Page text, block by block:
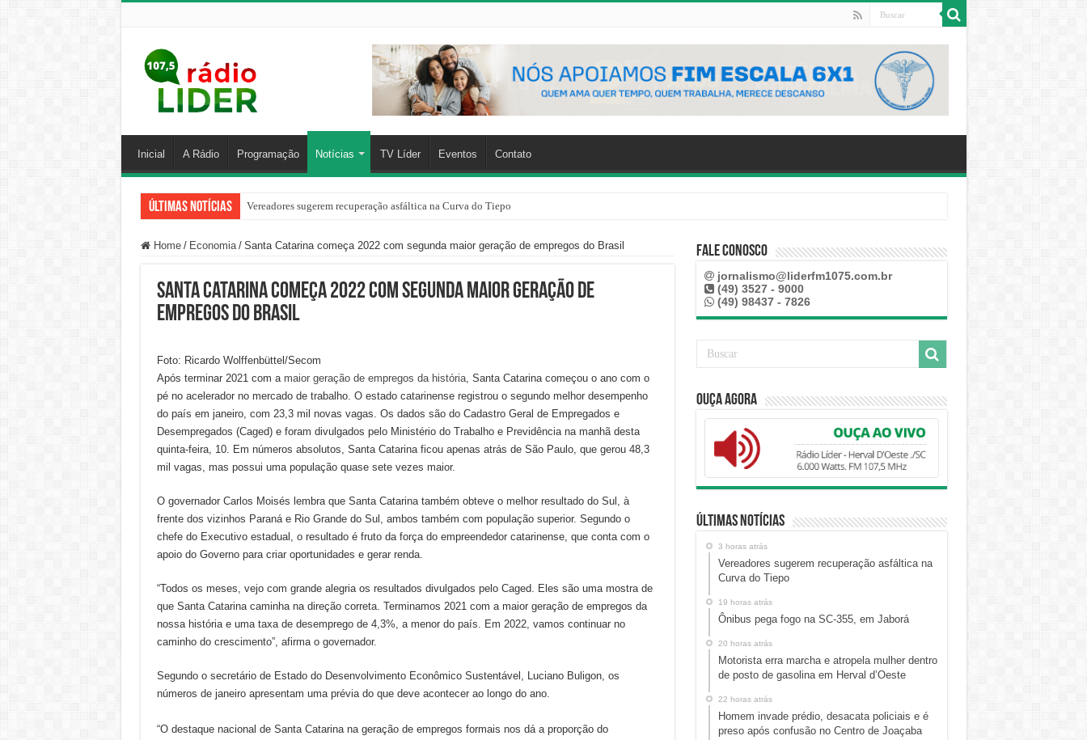
Inicial A Rádio Programação Notícias TV Líder Eventos Contato
Últimas Notícias Vereadores sugerem recuperação asfáltica na Curva do Tiepo
Home / Economia / Santa Catarina começa 2022 com segunda maior geração de empregos do Brasil
Santa Catarina começa 2022 com segunda maior geração de
empregos do Brasil
Foto: Ricardo Wolffenbüttel/Secom
Após terminar 2021 com a maior geração de empregos da história, Santa Catarina começou o ano com o
pé no acelerador no mercado de trabalho. O estado catarinense registrou o segundo melhor desempenho
do país em janeiro, com 23,3 mil novas vagas. Os dados são do Cadastro Geral de Empregados e
Desempregados (Caged) e foram divulgados pelo Ministério do Trabalho e Previdência na manhã desta
quinta-feira, 10. Em números absolutos, Santa Catarina ficou apenas atrás de São Paulo, que gerou 48,3
mil vagas, mas possui uma população quase sete vezes maior.
O governador Carlos Moisés lembra que Santa Catarina também obteve o melhor resultado do Sul, à
frente dos vizinhos Paraná e Rio Grande do Sul, ambos também com população superior. Segundo o
chefe do Executivo estadual, o resultado é fruto da força do empreendedor catarinense, que conta com o
apoio do Governo para criar oportunidades e gerar renda.
“Todos os meses, vejo com grande alegria os resultados divulgados pelo Caged. Eles são uma mostra de
que Santa Catarina caminha na direção correta. Terminamos 2021 com a maior geração de empregos da
nossa história e uma taxa de desemprego de 4,3%, a menor do país. Em 2022, vamos continuar no
caminho do crescimento”, afirma o governador.
Segundo o secretário de Estado do Desenvolvimento Econômico Sustentável, Luciano Buligon, os
números de janeiro apresentam uma prévia do que deve acontecer ao longo do ano.
“O destaque nacional de Santa Catarina na geração de empregos formais nos dá a proporção do
Fale Conosco
jornalismo@liderfm1075.com.br
(49) 3527 - 9000
(49) 98437 - 7826
Ouça Agora
Últimas Notícias
3 horas atrás
Vereadores sugerem recuperação asfáltica na
Curva do Tiepo
19 horas atrás
Ônibus pega fogo na SC-355, em Jaborá
20 horas atrás
Motorista erra marcha e atropela mulher dentro
de posto de gasolina em Herval d’Oeste
22 horas atrás
Homem invade prédio, desacata policiais e é
preso após confusão no Centro de Joaçaba